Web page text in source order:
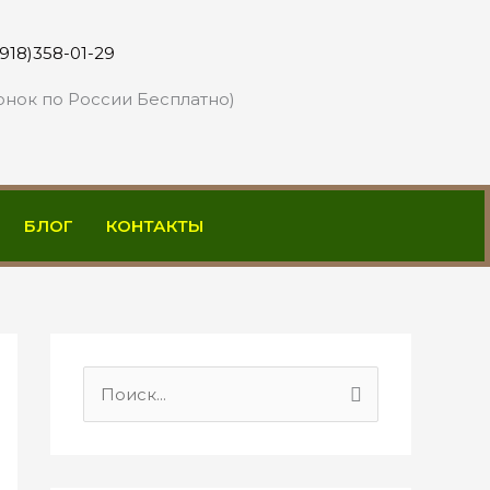
01-29
по России Бесплатно)
БЛОГ КОНТАКТЫ